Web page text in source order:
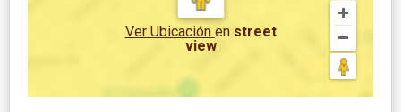
Ver Ubicación en street
view